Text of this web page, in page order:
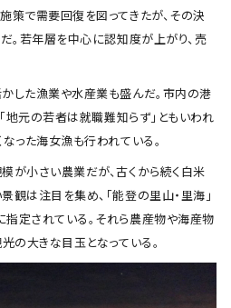
策で需要回復を図ってきたが、その決
だ。若年層を中心に認知度が上がり、売
した漁業や水産業も盛んだ。市内の港
地元の若者は就職難知らず」ともいわれ
った海女漁も行われている。
が小さい農業だが、古くから続く白米
観は注目を集め、「能登の里山・里海」
定されている。それら農産物や海産物
の大きな目玉となっている。